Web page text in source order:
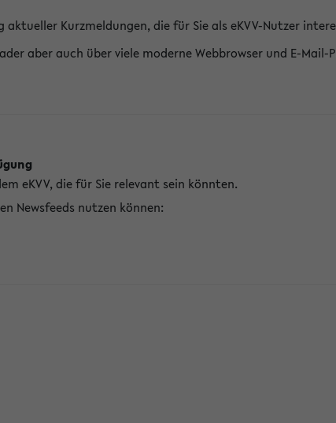
Kurzmeldungen, die für Sie als eKVV-Nutzer
aber auch über viele moderne Webbrowser und E-
eKVV, die für Sie relevant sein könnten.
Newsfeeds nutzen können: